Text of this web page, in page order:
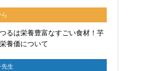
るは栄養豊富なすごい食材！芋
養価について
先生